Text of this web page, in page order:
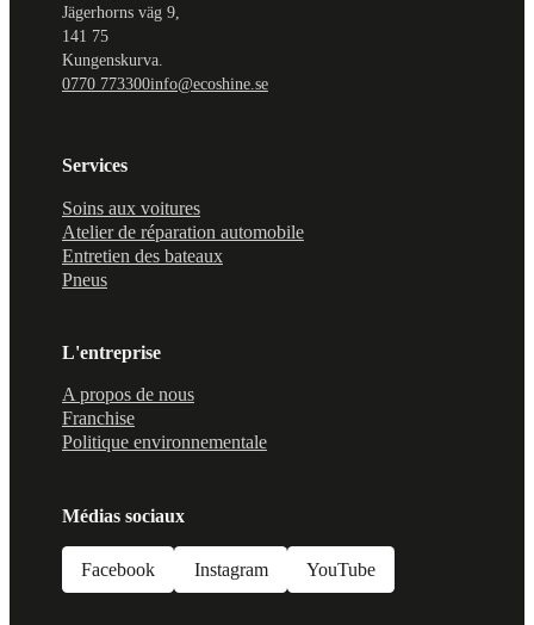
Jägerhorns väg 9,
141 75
Kungenskurva.
0770 773300info@ecoshine.se
Services
Soins aux voitures
Atelier de réparation automobile
Entretien des bateaux
Pneus
L'entreprise
A propos de nous
Franchise
Politique environnementale
Médias sociaux
Facebook Instagram YouTube